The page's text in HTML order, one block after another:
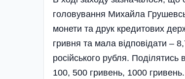
головування Михайла
монети та друк кредитових
гривня та мала відповідати –
російського рубля.
100, 500 гривень, 1000 гривень.